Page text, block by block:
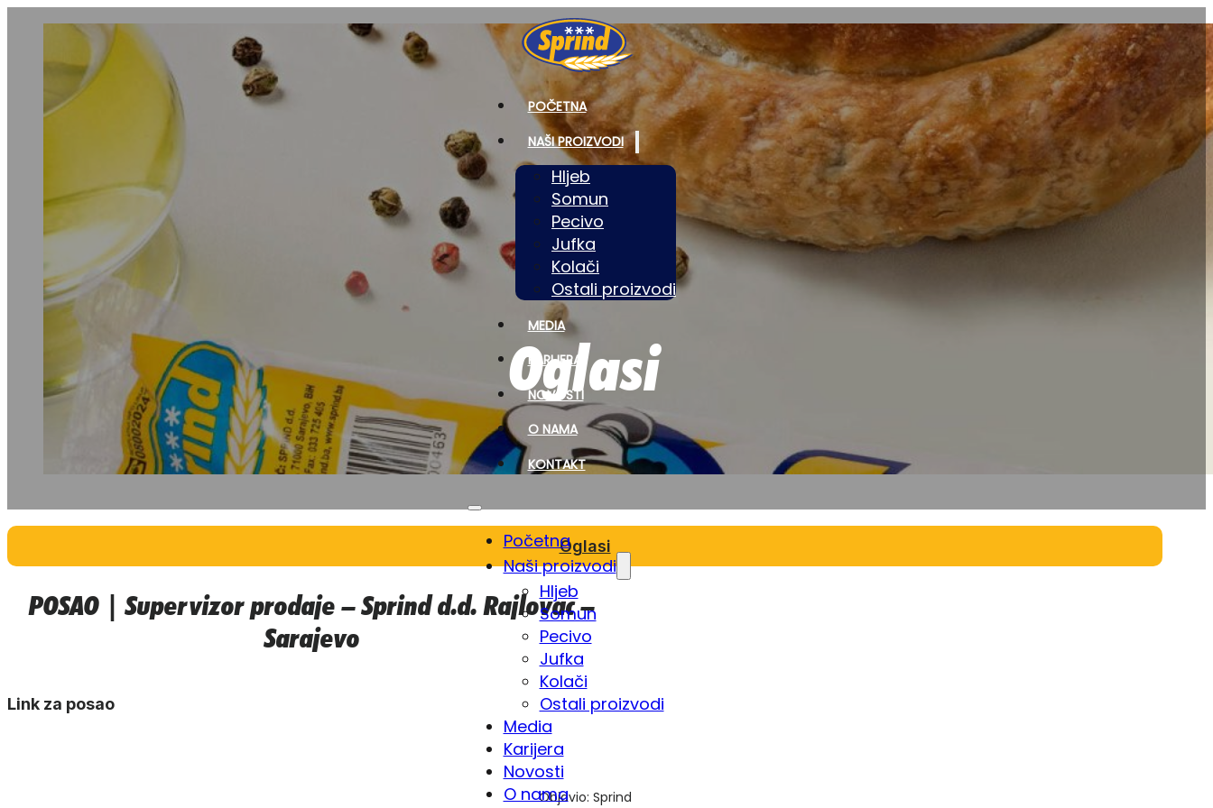
POČETNA
NAŠI PROIZVODI
Hljeb
Somun
Pecivo
Jufka
Kolači
Ostali proizvodi
MEDIA
KARIJERA
NOVOSTI
O NAMA
KONTAKT
Početna
Naši proizvodi
Hljeb
Somun
Pecivo
Jufka
Kolači
Ostali proizvodi
Media
Karijera
Novosti
O nama
Oglasi
Oglasi
POSAO | Supervizor prodaje – Sprind d.d. Rajlovac –
Sarajevo
Link za posao
Objavio: Sprind